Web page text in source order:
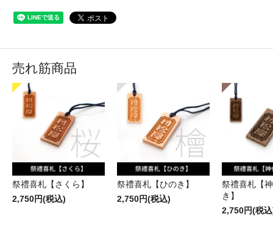
売れ筋商品
祭禮喜札【さくら】
2,750円(税込)
祭禮喜札【ひのき】
2,750円(税込)
祭禮喜札【
き】
2,750円(税